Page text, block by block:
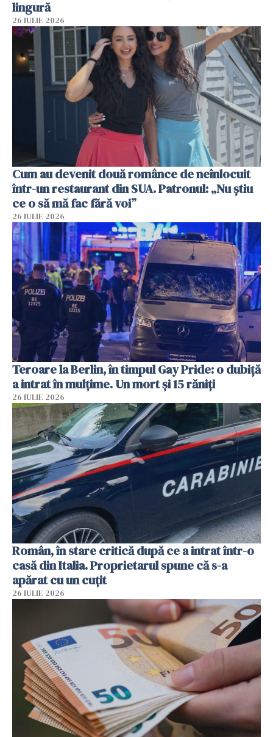
lingură
26 IULIE 2026
Cum au devenit două românce de neînlocuit
într-un restaurant din SUA. Patronul: „Nu știu
ce o să mă fac fără voi”
26 IULIE 2026
Teroare la Berlin, în timpul Gay Pride: o dubiță
a intrat în mulțime. Un mort și 15 răniți
26 IULIE 2026
Român, în stare critică după ce a intrat într-o
casă din Italia. Proprietarul spune că s-a
apărat cu un cuțit
26 IULIE 2026